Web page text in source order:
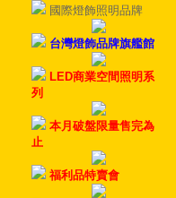
國際燈飾照明品牌
台灣燈飾品牌旗艦館
LED商業空間照明系
列
本月破盤限量售完為
止
福利品特賣會